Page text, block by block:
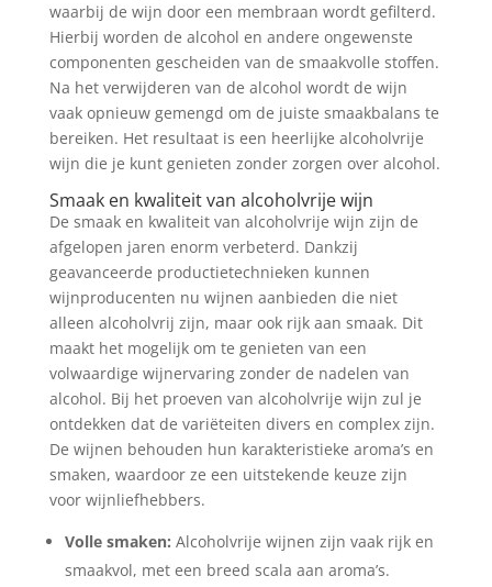
waarbij de wijn door een membraan wordt gefilterd.
Hierbij worden de alcohol en andere ongewenste
componenten gescheiden van de smaakvolle stoffen.
Na het verwijderen van de alcohol wordt de wijn
vaak opnieuw gemengd om de juiste smaakbalans te
bereiken. Het resultaat is een heerlijke alcoholvrije
wijn die je kunt genieten zonder zorgen over alcohol.
Smaak en kwaliteit van alcoholvrije wijn
De smaak en kwaliteit van alcoholvrije wijn zijn de
afgelopen jaren enorm verbeterd. Dankzij
geavanceerde productietechnieken kunnen
wijnproducenten nu wijnen aanbieden die niet
alleen alcoholvrij zijn, maar ook rijk aan smaak. Dit
maakt het mogelijk om te genieten van een
volwaardige wijnervaring zonder de nadelen van
alcohol. Bij het proeven van alcoholvrije wijn zul je
ontdekken dat de variëteiten divers en complex zijn.
De wijnen behouden hun karakteristieke aroma’s en
smaken, waardoor ze een uitstekende keuze zijn
voor wijnliefhebbers.
Volle smaken: Alcoholvrije wijnen zijn vaak rijk en
smaakvol, met een breed scala aan aroma’s.